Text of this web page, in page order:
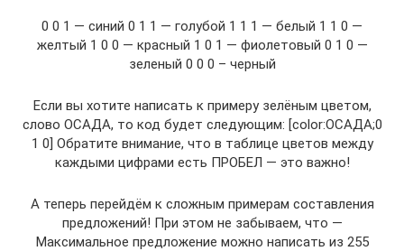
0 0 1 — синий 0 1 1 — голубой 1 1 1 — белый 1 1 0 —
желтый 1 0 0 — красный 1 0 1 — фиолетовый 0 1 0 —
зеленый 0 0 0 – черный
Если вы хотите написать к примеру зелёным цветом,
слово ОСАДА, то код будет следующим: [color:ОСАДА;0
1 0] Обратите внимание, что в таблице цветов между
каждыми цифрами есть ПРОБЕЛ — это важно!
А теперь перейдём к сложным примерам составления
предложений! При этом не забываем, что —
Максимальное предложение можно написать из 255